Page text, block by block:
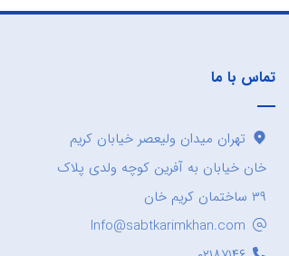
تماس با ما
تهران میدان ولیعصر خیابان کریم
خان خیابان به آفرین کوچه ولدی پلاک
۳۹ ساختمان کریم خان
Info@sabtkarimkhan.com